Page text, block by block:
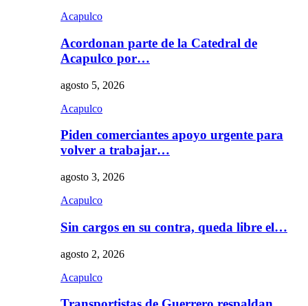
Acapulco
Acordonan parte de la Catedral de
Acapulco por…
agosto 5, 2026
Acapulco
Piden comerciantes apoyo urgente para
volver a trabajar…
agosto 3, 2026
Acapulco
Sin cargos en su contra, queda libre el…
agosto 2, 2026
Acapulco